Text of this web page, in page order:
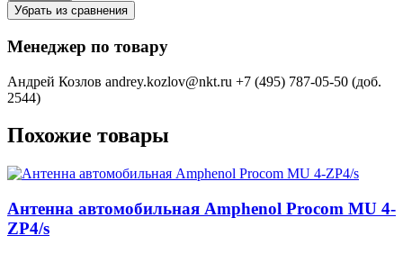
Убрать из сравнения
Менеджер по товару
Андрей Козлов andrey.kozlov@nkt.ru +7 (495) 787-05-50 (доб.
2544)
Похожие товары
Антенна автомобильная Amphenol Procom MU 4-
ZP4/s